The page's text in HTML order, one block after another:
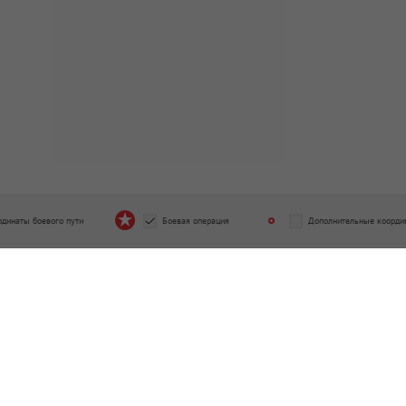
боевого пути Боевая операция Дополнительные